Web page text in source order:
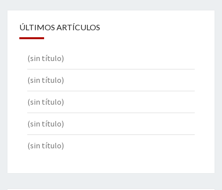
ÚLTIMOS ARTÍCULOS
(sin título)
(sin título)
(sin título)
(sin título)
(sin título)